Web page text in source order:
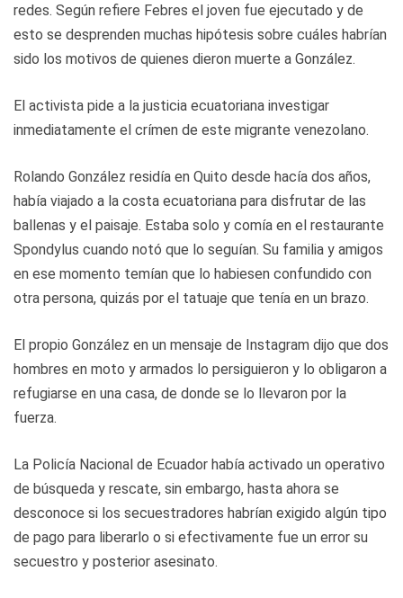
redes. Según refiere Febres el joven fue ejecutado y de
esto se desprenden muchas hipótesis sobre cuáles habrían
sido los motivos de quienes dieron muerte a González.
El activista pide a la justicia ecuatoriana investigar
inmediatamente el crímen de este migrante venezolano.
Rolando González residía en Quito desde hacía dos años,
había viajado a la costa ecuatoriana para disfrutar de las
ballenas y el paisaje. Estaba solo y comía en el restaurante
Spondylus cuando notó que lo seguían. Su familia y amigos
en ese momento temían que lo habiesen confundido con
otra persona, quizás por el tatuaje que tenía en un brazo.
El propio González en un mensaje de Instagram dijo que dos
hombres en moto y armados lo persiguieron y lo obligaron a
refugiarse en una casa, de donde se lo llevaron por la
fuerza.
La Policía Nacional de Ecuador había activado un operativo
de búsqueda y rescate, sin embargo, hasta ahora se
desconoce si los secuestradores habrían exigido algún tipo
de pago para liberarlo o si efectivamente fue un error su
secuestro y posterior asesinato.